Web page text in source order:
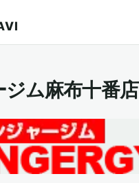
ジム麻布十番店